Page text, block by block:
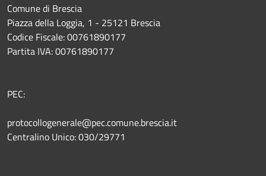
Comune di Brescia
Piazza della Loggia, 1 - 25121 Brescia
Codice Fiscale: 00761890177
Partita IVA: 00761890177
PEC:
protocollogenerale@pec.comune.brescia.it
Centralino Unico: 030/29771